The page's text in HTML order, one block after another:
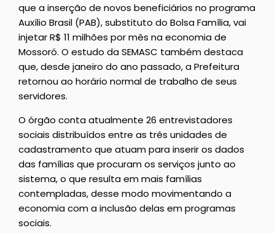
que a inserção de novos beneficiários no programa
Auxílio Brasil (PAB), substituto do Bolsa Família, vai
injetar R$ 11 milhões por mês na economia de
Mossoró. O estudo da SEMASC também destaca
que, desde janeiro do ano passado, a Prefeitura
retornou ao horário normal de trabalho de seus
servidores.
O órgão conta atualmente 26 entrevistadores
sociais distribuídos entre as três unidades de
cadastramento que atuam para inserir os dados
das famílias que procuram os serviços junto ao
sistema, o que resulta em mais famílias
contempladas, desse modo movimentando a
economia com a inclusão delas em programas
sociais.